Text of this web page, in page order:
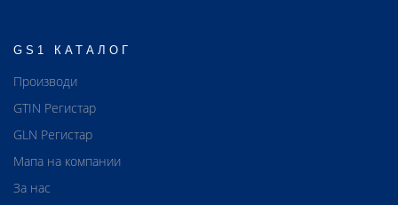
GS1 КАТАЛОГ
Производи
GTIN Регистар
GLN Регистар
Мапа на компании
За нас